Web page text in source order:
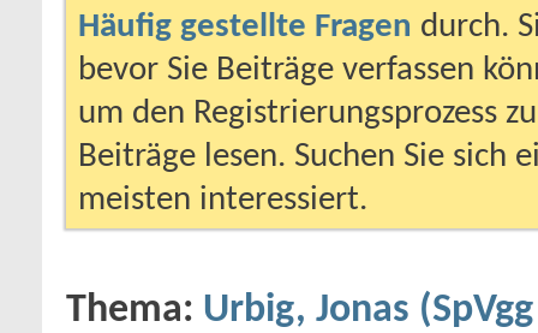
Häufig gestellte Fragen durch.
bevor Sie Beiträge verfassen
um den Registrierungsprozess
Beiträge lesen. Suchen Sie sich
meisten interessiert.
Thema: Urbig, Jonas